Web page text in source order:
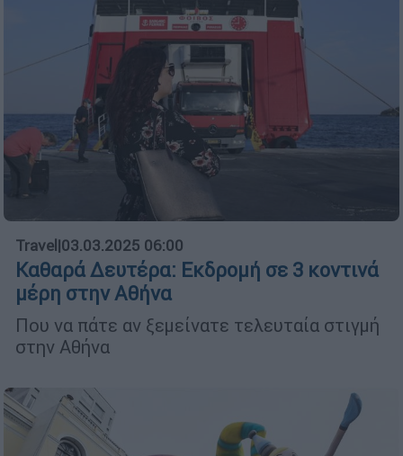
Travel |03.03.2025 06:00
Καθαρά Δευτέρα: Εκδρομή σε 3 κοντινά
μέρη στην Αθήνα
Που να πάτε αν ξεμείνατε τελευταία στιγμή
στην Αθήνα